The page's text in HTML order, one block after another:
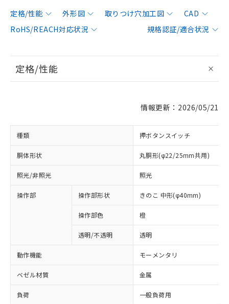
定格/性能 外形図 取りつけ穴加工図
CAD
RoHS/REACH対応状況
規格認証/適合状況
定格/性能
情報更新：2026/05/21
種類 押ボタンスイッチ
胴体形状 丸胴形(φ22/25mm共用)
照光/非照光 照光
操作部 操作部形状 きのこ 中形(φ40mm)
操作部色 橙
透明/不透明 透明
動作機能 モーメンタリ
ベゼル材質 金属
負荷 一般負荷用